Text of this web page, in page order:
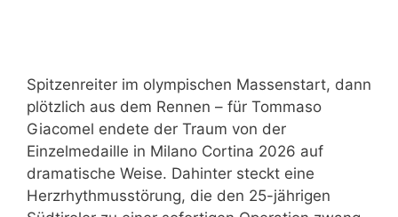
Spitzenreiter im olympischen Massenstart, dann
plötzlich aus dem Rennen – für Tommaso
Giacomel endete der Traum von der
Einzelmedaille in Milano Cortina 2026 auf
dramatische Weise. Dahinter steckt eine
Herzrhythmusstörung, die den 25-jährigen